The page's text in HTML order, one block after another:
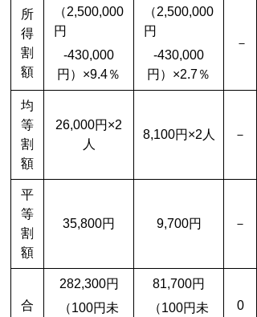
所
得
割
額
（2,500,000
円
-430,000
円） ×9.4％
（2,500,000
円
-430,000
円） ×2.7％
－
均
等
割
額
26,000円×2
人
8,100円×2人 －
平
等
割
額
35,800円 9,700円 －
合
282,300円
（100円未
81,700円
（100円未
0